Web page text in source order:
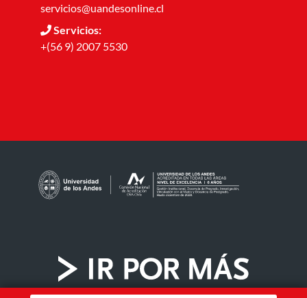
servicios@uandesonline.cl
Servicios:
+(56 9) 2007 5530